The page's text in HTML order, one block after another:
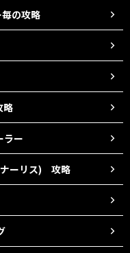
の攻略
ラー
ーリス) 攻略